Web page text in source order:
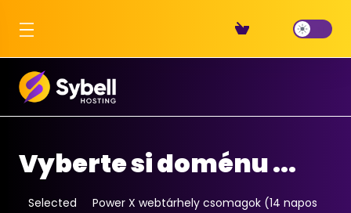
Vyberte si doménu ...
Selected
Power X webtárhely csomagok (14 napos